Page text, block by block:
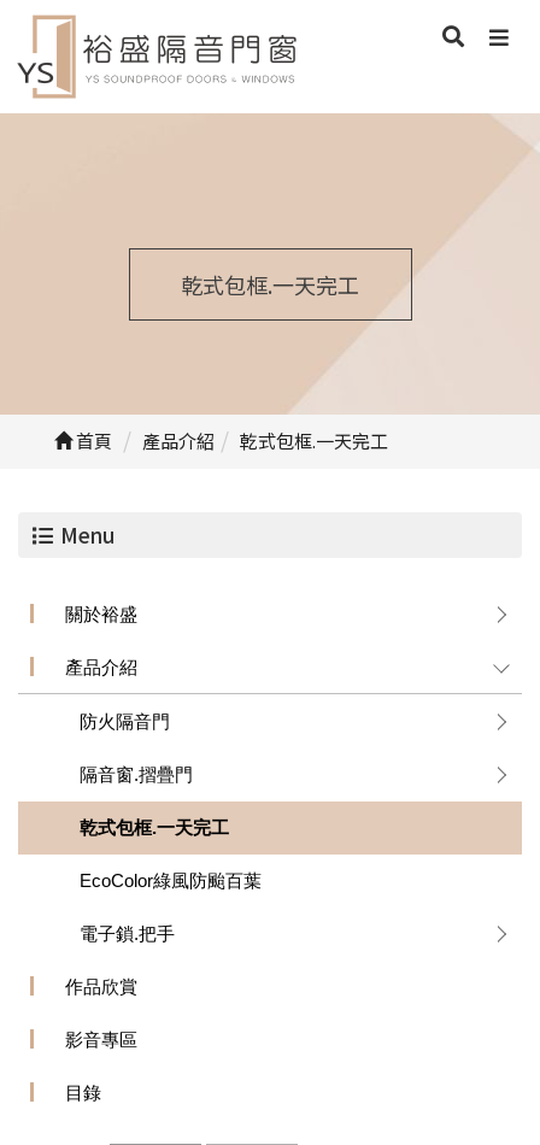
乾式包框.一天完工
首頁 產品介紹 乾式包框.一天完工
Menu
關於裕盛
產品介紹
防火隔音門
隔音窗.摺疊門
乾式包框.一天完工
EcoColor綠風防颱百葉
電子鎖.把手
作品欣賞
影音專區
目錄